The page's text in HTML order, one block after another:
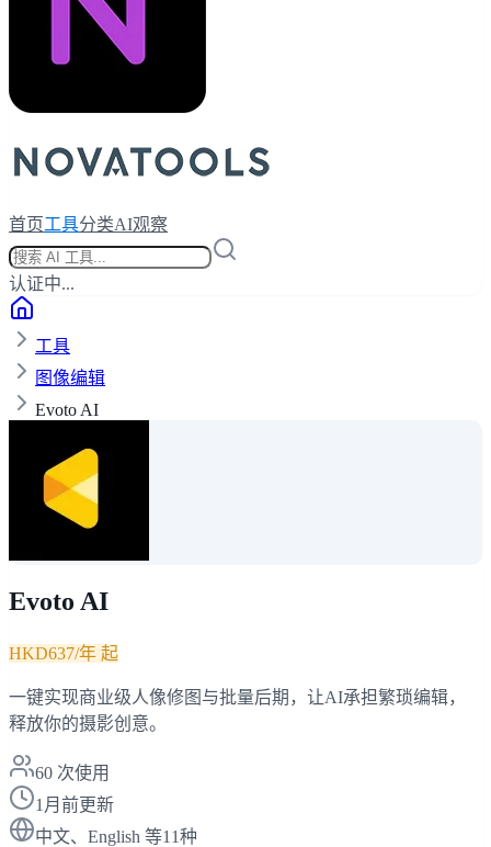
首页工具分类AI观察
认证中...
工具
图像编辑
Evoto AI
Evoto AI
HKD637/年 起
一键实现商业级人像修图与批量后期，让AI承担繁琐编辑，
释放你的摄影创意。
60 次使用
1月前更新
中文、English 等11种